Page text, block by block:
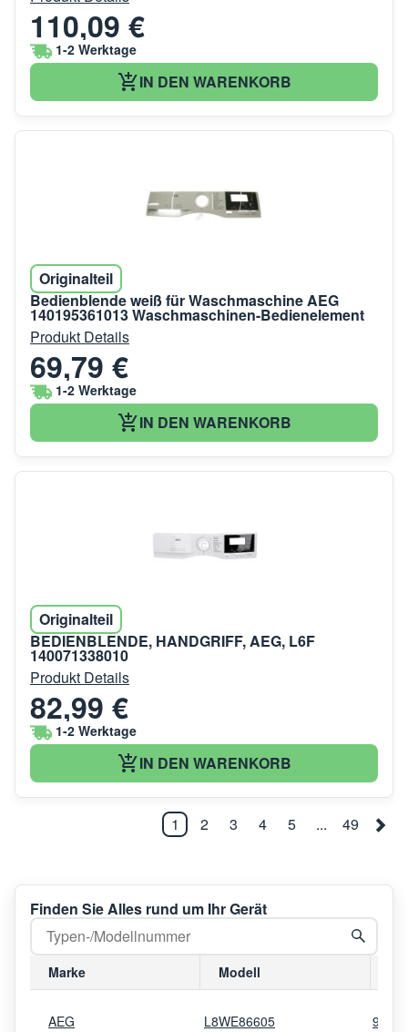
110,09 €
1-2 Werktage
IN DEN WARENKORB
Originalteil
Bedienblende weiß für Waschmaschine AEG
140195361013 Waschmaschinen-Bedienelement
Produkt Details
69,79 €
1-2 Werktage
IN DEN WARENKORB
Originalteil
BEDIENBLENDE, HANDGRIFF, AEG, L6F
140071338010
Produkt Details
82,99 €
1-2 Werktage
IN DEN WARENKORB
1 2 3 4 5 ... 49
Finden Sie Alles rund um Ihr Gerät
Marke Modell
AEG L8WE86605